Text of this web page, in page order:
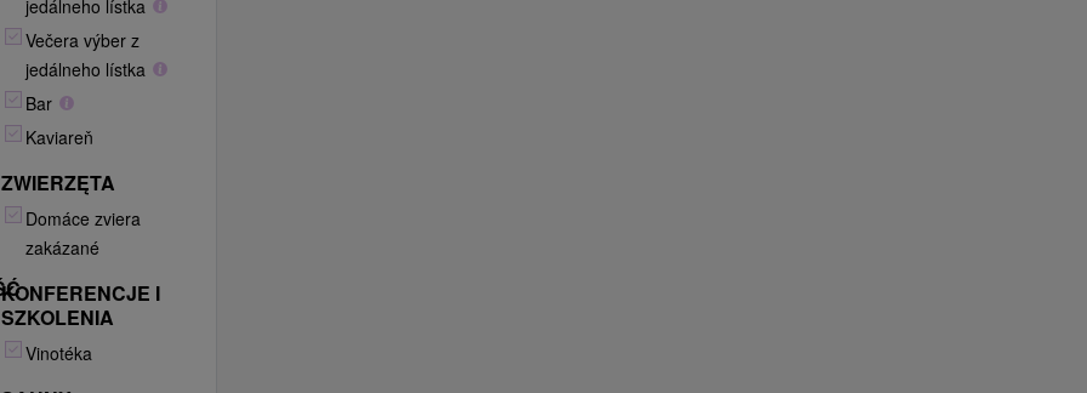
jedálneho lístka
Večera výber z
jedálneho lístka
Bar
Kaviareň
ZWIERZĘTA
Domáce zviera
zakázané
KONFERENCJE I
SZKOLENIA
Vinotéka